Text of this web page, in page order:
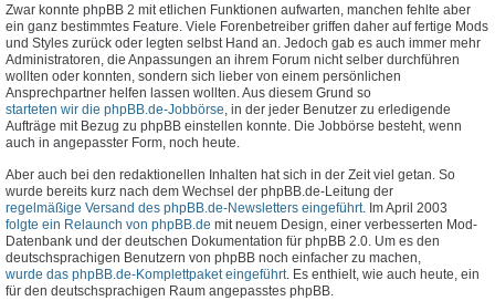
Zwar konnte phpBB 2 mit etlichen Funktionen aufwarten, manchen fehlte aber
ein ganz bestimmtes Feature. Viele Forenbetreiber griffen daher auf fertige Mods
und Styles zurück oder legten selbst Hand an. Jedoch gab es auch immer mehr
Administratoren, die Anpassungen an ihrem Forum nicht selber durchführen
wollten oder konnten, sondern sich lieber von einem persönlichen
Ansprechpartner helfen lassen wollten. Aus diesem Grund so
starteten wir die phpBB.de-Jobbörse , in der jeder Benutzer zu erledigende
Aufträge mit Bezug zu phpBB einstellen konnte. Die Jobbörse besteht, wenn
auch in angepasster Form, noch heute.
Aber auch bei den redaktionellen Inhalten hat sich in der Zeit viel getan. So
wurde bereits kurz nach dem Wechsel der phpBB.de-Leitung der
regelmäßige Versand des phpBB.de-Newsletters eingeführt. Im April 2003
folgte ein Relaunch von phpBB.de mit neuem Design, einer verbesserten Mod-
Datenbank und der deutschen Dokumentation für phpBB 2.0. Um es den
deutschsprachigen Benutzern von phpBB noch einfacher zu machen,
wurde das phpBB.de-Komplettpaket eingeführt. Es enthielt, wie auch heute, ein
für den deutschsprachigen Raum angepasstes phpBB.